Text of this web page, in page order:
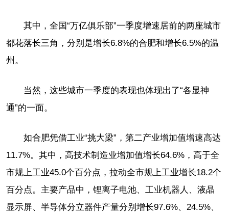
其中，全国“万亿俱乐部”一季度增速居前的两座城市
都花落长三角，分别是增长6.8%的合肥和增长6.5%的温
州。
当然，这些城市一季度的表现也体现出了“各显神
通”的一面。
如合肥凭借工业“挑大梁”，第二产业增加值增速高达
11.7%。其中，高技术制造业增加值增长64.6%，高于全
市规上工业45.0个百分点，拉动全市规上工业增长18.2个
百分点。主要产品中，锂离子电池、工业机器人、液晶
显示屏、半导体分立器件产量分别增长97.6%、24.5%、